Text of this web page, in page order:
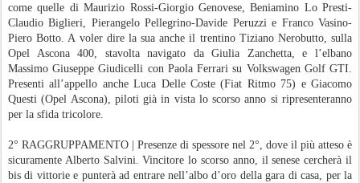
come quelle di Maurizio Rossi-Giorgio Genovese, Beniamino Lo Presti-
Claudio Biglieri, Pierangelo Pellegrino-Davide Peruzzi e Franco Vasino-
Piero Botto. A voler dire la sua anche il trentino Tiziano Nerobutto, sulla
Opel Ascona 400, stavolta navigato da Giulia Zanchetta, e l’elbano
Massimo Giuseppe Giudicelli con Paola Ferrari su Volkswagen Golf GTI.
Presenti all’appello anche Luca Delle Coste (Fiat Ritmo 75) e Giacomo
Questi (Opel Ascona), piloti già in vista lo scorso anno si ripresenteranno
per la sfida tricolore.
2° RAGGRUPPAMENTO | Presenze di spessore nel 2°, dove il più atteso è
sicuramente Alberto Salvini. Vincitore lo scorso anno, il senese cercherà il
bis di vittorie e punterà ad entrare nell’albo d’oro della gara di casa, per la